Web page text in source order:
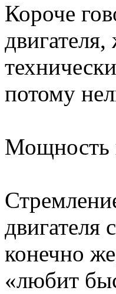
Короче
потому
Мощность
двигателя
конечно
«любит